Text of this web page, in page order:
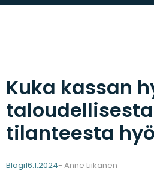
Kuka kassan
taloudellisesta
tilanteesta
Blogi16.1.2024- Anne Liikanen